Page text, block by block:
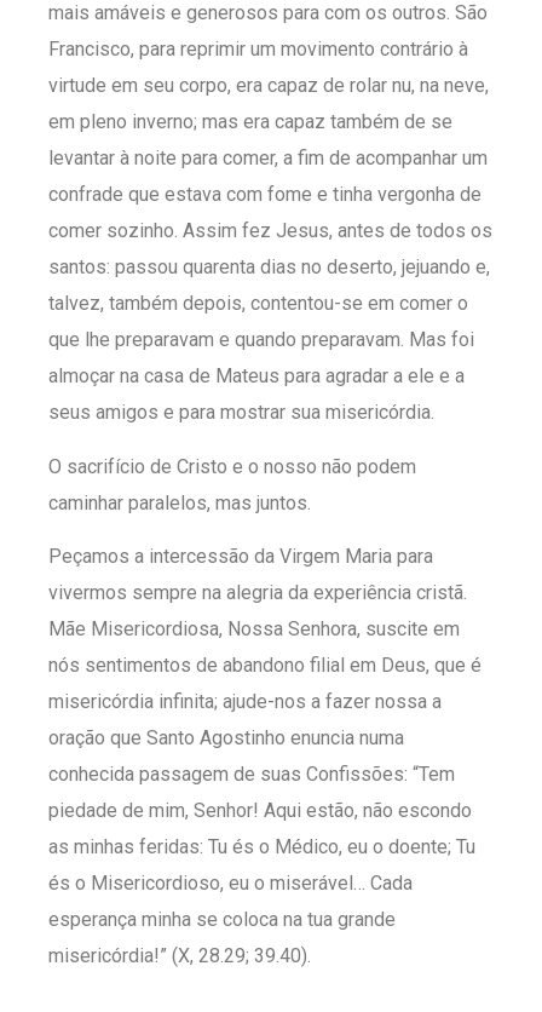
mais amáveis e generosos para com os outros. São
Francisco, para reprimir um movimento contrário à
virtude em seu corpo, era capaz de rolar nu, na neve,
em pleno inverno; mas era capaz também de se
levantar à noite para comer, a fim de acompanhar um
confrade que estava com fome e tinha vergonha de
comer sozinho. Assim fez Jesus, antes de todos os
santos: passou quarenta dias no deserto, jejuando e,
talvez, também depois, contentou-se em comer o
que lhe preparavam e quando preparavam. Mas foi
almoçar na casa de Mateus para agradar a ele e a
seus amigos e para mostrar sua misericórdia.
O sacrifício de Cristo e o nosso não podem
caminhar paralelos, mas juntos.
Peçamos a intercessão da Virgem Maria para
vivermos sempre na alegria da experiência cristã.
Mãe Misericordiosa, Nossa Senhora, suscite em
nós sentimentos de abandono filial em Deus, que é
misericórdia infinita; ajude-nos a fazer nossa a
oração que Santo Agostinho enuncia numa
conhecida passagem de suas Confissões: “Tem
piedade de mim, Senhor! Aqui estão, não escondo
as minhas feridas: Tu és o Médico, eu o doente; Tu
és o Misericordioso, eu o miserável… Cada
esperança minha se coloca na tua grande
misericórdia!” (X, 28.29; 39.40).